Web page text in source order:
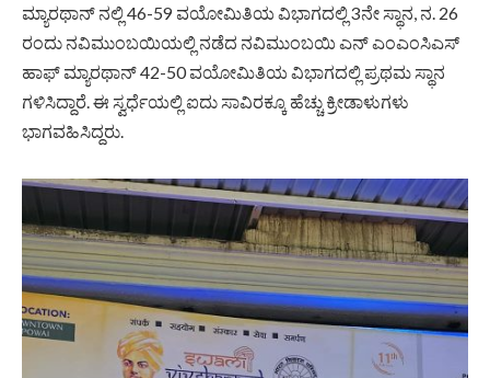
ಮ್ಯಾರಥಾನ್ ನಲ್ಲಿ 46-59 ವಯೋಮಿತಿಯ ವಿಭಾಗದಲ್ಲಿ 3ನೇ ಸ್ಥಾನ, ನ. 26
ರಂದು ನವಿಮುಂಬಯಿಯಲ್ಲಿ ನಡೆದ ನವಿಮುಂಬಯಿ ಎನ್ ಎಂಎಂಸಿಎಸ್
ಹಾಫ್ ಮ್ಯಾರಥಾನ್ 42-50 ವಯೋಮಿತಿಯ ವಿಭಾಗದಲ್ಲಿ ಪ್ರಥಮ ಸ್ಥಾನ
ಗಳಿಸಿದ್ದಾರೆ. ಈ ಸ್ವರ್ಧೆಯಲ್ಲಿ ಐದು ಸಾವಿರಕ್ಕೂ ಹೆಚ್ಚು ಕ್ರೀಡಾಳುಗಳು
ಭಾಗವಹಿಸಿದ್ದರು.